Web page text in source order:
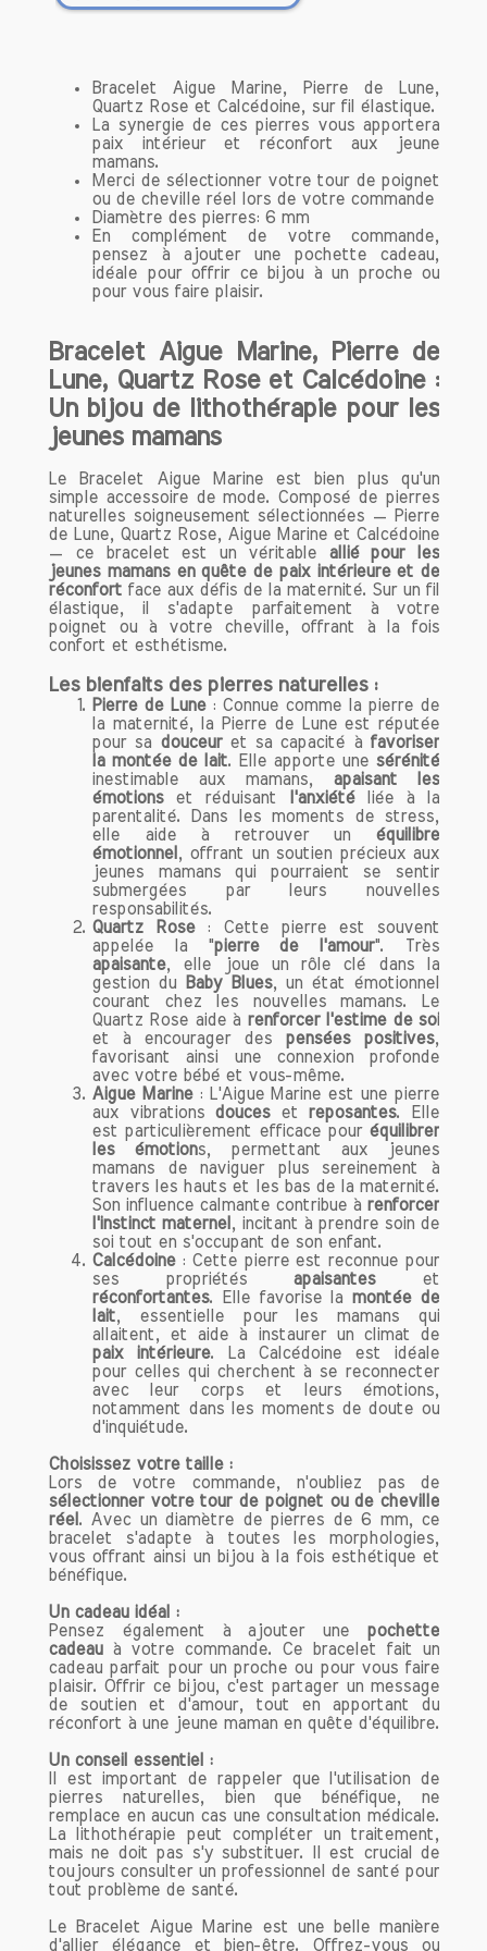
par des artisans passionnés,
ce qui signifie que vous portez un bijou
qui vous ressemble et qui a été créé
avec soin et amour.
Qualité des pierres
Nous sélectionnons uniquement des
pierres naturelles de haute qualité,
connues pour leurs propriétés
bénéfiques. Que ce soit l'améthyste
pour la sérénité, le quartz rose pour
protection, chaque bracelet est
composé de pierres soigneusement
choisies pour maximiser leurs effets.
Découvrez notre collection de bracelets
conçue pour optimiser votre bien-être
au quotidien.
Chaque bracelet que nous proposons
est soigneusement élaboré pour offrir
des bienfaits uniques, visant à
harmoniser votre esprit et votre cœur.
Nos bracelets sont non seulement des
accessoires tendance, mais aussi des
qualité de vie.
En portant nos bracelets, vous pouvez
profiter d’un équilibre émotionnel, d’une
clarté d’esprit et d’un sentiment de bien-
être général. Que vous cherchiez à
réduire le stress, à augmenter votre
énergie ou à renforcer votre confiance
en vous, notre gamme de bracelets
s'adapte à vos objectifs.
Comment porter vos bracelets de
lithothérapie ?
Pour tirer le meilleur parti des bienfaits
de vos bracelets, il est conseillé de les
porter régulièrement. Que ce soit au
travail, lors de vos séances de
méditation ou dans votre vie
quotidienne, l'important est de les
intégrer dans votre routine. Vous
pouvez également les associer avec
d'autres bijoux pour créer un look
unique et personnel.
Prendre soin de vos bracelets
Pour préserver l'énergie et la beauté de
vos bracelets en pierres naturelles, il est
essentiel de les nettoyer régulièrement.
Vous pouvez les rincer à l'eau claire ou
les exposer à la lumière de la lune.
Évitez également de les exposer à des
produits chimiques ou à des sources de
Nos bracelets de lithothérapie en pierres
naturelles faits main sont bien plus qu'un
simple accessoire de mode. Ils sont un
véritable outil de bien-être, alliant
beauté et bénéfices psychologiques.
Que vous soyez novice en lithothérapie
ou un passionné, nos créations sauront
vous séduire et vous accompagner au
quotidien.
N'hésitez pas à explorer notre collection
et à trouver le bracelet qui résonne
avec votre énergie !
Bracelet Aigue Marine, Pierre de Lune,
Quartz Rose et Calcédoine, sur fil élastique.
La synergie de ces pierres vous apportera
paix intérieur et réconfort aux jeune
mamans.
Merci de sélectionner votre tour de poignet
ou de cheville réel lors de votre commande
Diamètre des pierres: 6 mm
En complément de votre commande,
pensez à ajouter une pochette cadeau,
idéale pour offrir ce bijou à un proche ou
pour vous faire plaisir.
Bracelet Aigue Marine, Pierre de
Lune, Quartz Rose et Calcédoine :
Un bijou de lithothérapie pour les
jeunes mamans
Le Bracelet Aigue Marine est bien plus qu'un
simple accessoire de mode. Composé de pierres
naturelles soigneusement sélectionnées — Pierre
de Lune, Quartz Rose, Aigue Marine et Calcédoine
— ce bracelet est un véritable allié pour les
jeunes mamans en quête de paix intérieure et de
réconfort face aux défis de la maternité. Sur un fil
élastique, il s'adapte parfaitement à votre
poignet ou à votre cheville, offrant à la fois
confort et esthétisme.
Les bienfaits des pierres naturelles :
Pierre de Lune: Connue comme la pierre de
la maternité, la Pierre de Lune est réputée
pour sa douceur et sa capacité à favoriser
la montée de lait. Elle apporte une sérénité
inestimable aux mamans, apaisant les
émotionset réduisant l'anxiétéliée à la
parentalité. Dans les moments de stress,
elle aide à retrouver un équilibre
émotionnel , offrant un soutien précieux aux
jeunes mamans qui pourraient se sentir
submergées par leurs nouvelles
responsabilités.
Quartz Rose: Cette pierre est souvent
appelée la "pierre de l'amour". Très
apaisante, elle joue un rôle clé dans la
gestion du
Baby Blues, un état émotionnel
courant chez les nouvelles mamans. Le
Quartz Rose aide à renforcer l'estime de soi
et à encourager des pensées positives,
favorisant ainsi une connexion profonde
avec votre bébé et vous-même.
Aigue Marine: L'Aigue Marine est une pierre
aux vibrations douceset reposantes. Elle
est particulièrement efficace pour équilibrer
les émotions, permettant aux jeunes
mamans de naviguer plus sereinement à
travers les hauts et les bas de la maternité.
Son influence calmante contribue à renforcer
l'instinct maternel , incitant à prendre soin de
soi tout en s'occupant de son enfant.
Calcédoine: Cette pierre est reconnue pour
ses propriétés apaisanteset
réconfortantes. Elle favorise la montée de
lait, essentielle pour les mamans qui
allaitent, et aide à instaurer un climat de
paix intérieure. La Calcédoine est idéale
pour celles qui cherchent à se reconnecter
avec leur corps et leurs émotions,
notamment dans les moments de doute ou
d'inquiétude.
Choisissez votre taille :
Lors de votre commande, n'oubliez pas de
sélectionner votre tour de poignet ou de cheville
réel . Avec un diamètre de pierres de 6 mm, ce
bracelet s'adapte à toutes les morphologies,
vous offrant ainsi un bijou à la fois esthétique et
bénéfique.
Un cadeau idéal :
Pensez également à ajouter une pochette
cadeauà votre commande. Ce bracelet fait un
cadeau parfait pour un proche ou pour vous faire
plaisir. Offrir ce bijou, c'est partager un message
de soutien et d'amour, tout en apportant du
réconfort à une jeune maman en quête d'équilibre.
Un conseil essentiel :
Il est important de rappeler que l'utilisation de
pierres naturelles, bien que bénéfique, ne
remplace en aucun cas une consultation médicale.
La lithothérapie peut compléter un traitement,
mais ne doit pas s'y substituer. Il est crucial de
toujours consulter un professionnel de santé pour
tout problème de santé.
Le Bracelet Aigue Marine est une belle manière
d'allier élégance et bien-être. Offrez-vous ou